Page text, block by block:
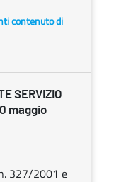
contenuto di
SERVIZIO
maggio
327/2001 e